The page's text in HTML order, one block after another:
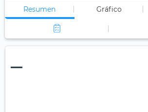
Resumen Gráfico
—